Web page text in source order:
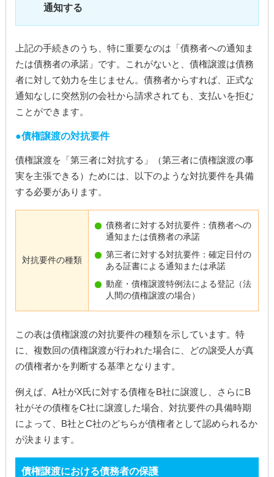
通知する
上記の手続きのうち、特に重要なのは「債務者への通知ま
たは債務者の承諾」です。これがないと、債権譲渡は債務
者に対して効力を生じません。債務者からすれば、正式な
通知なしに突然別の会社から請求されても、支払いを拒む
ことができます。
債権譲渡の対抗要件
債権譲渡を「第三者に対抗する」（第三者に債権譲渡の事
実を主張できる）ためには、以下のような対抗要件を具備
する必要があります。
対抗要件の種類
債務者に対する対抗要件：債務者への
通知または債務者の承諾
第三者に対する対抗要件：確定日付の
ある証書による通知または承諾
動産・債権譲渡特例法による登記（法
人間の債権譲渡の場合）
この表は債権譲渡の対抗要件の種類を示しています。特
に、複数回の債権譲渡が行われた場合に、どの譲受人が真
の債権者かを判断する基準となります。
例えば、A社がX氏に対する債権をB社に譲渡し、さらにB
社がその債権をC社に譲渡した場合、対抗要件の具備時期
によって、B社とC社のどちらが債権者として認められるか
が決まります。
債権譲渡における債務者の保護